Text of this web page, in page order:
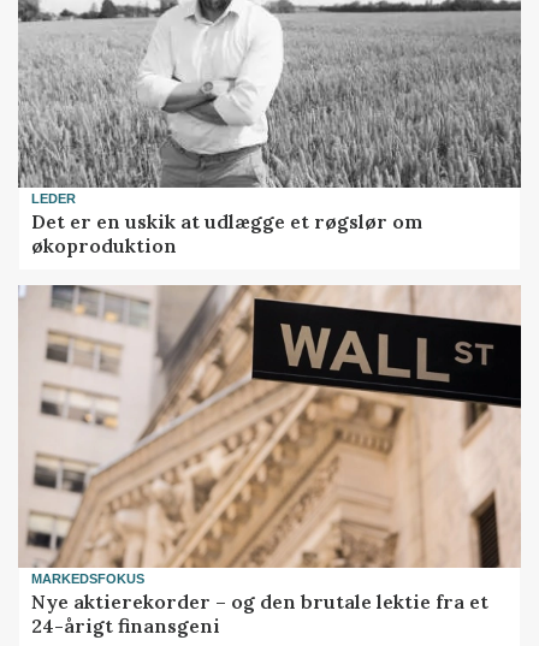
LEDER
Det er en uskik at udlægge et røgslør om
økoproduktion
MARKEDSFOKUS
Nye aktierekorder – og den brutale lektie fra et
24-årigt finansgeni